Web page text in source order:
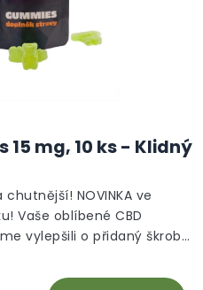
15 mg, 10 ks - Klidný
NOVINKA ve
Vaše oblíbené CBD
vylepšili o přidaný škrob,
si jejich neodolatelnou